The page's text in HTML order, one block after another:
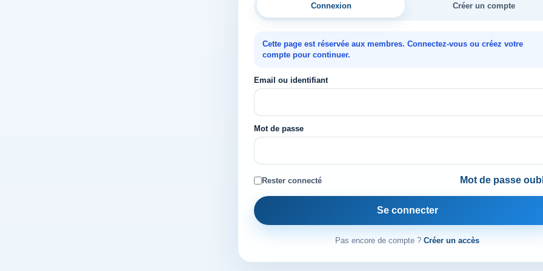
Connexion Créer un compte
Cette page est réservée aux membres. Connectez-vous ou créez votre
compte pour continuer.
Email ou identifiant
Mot de passe
Rester connecté Mot de passe
Se connecter
Pas encore de compte ? Créer un accès